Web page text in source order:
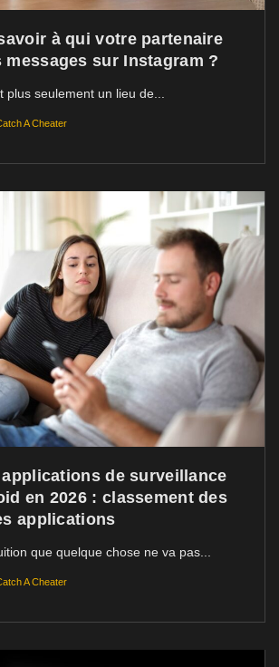
à qui votre partenaire
messages sur Instagram ?
plus seulement un lieu de...
A Cheater
de surveillance
en 2026 : classement des
applications
que quelque chose ne va pas...
A Cheater